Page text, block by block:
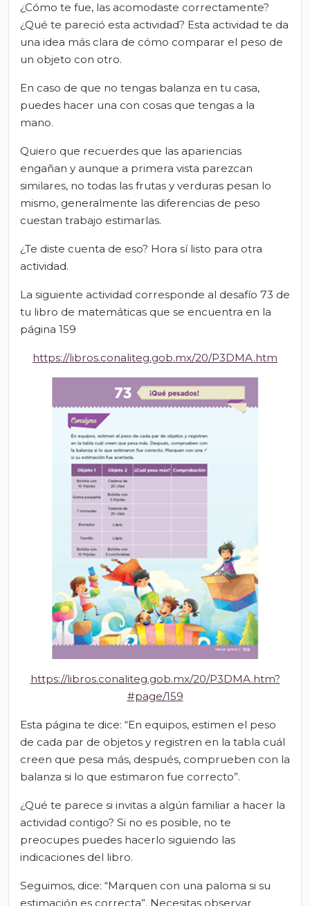
¿Cómo te fue, las acomodaste correctamente?
¿Qué te pareció esta actividad? Esta actividad te da
una idea más clara de cómo comparar el peso de
un objeto con otro.
En caso de que no tengas balanza en tu casa,
puedes hacer una con cosas que tengas a la
mano.
Quiero que recuerdes que las apariencias
engañan y aunque a primera vista parezcan
similares, no todas las frutas y verduras pesan lo
mismo, generalmente las diferencias de peso
cuestan trabajo estimarlas.
¿Te diste cuenta de eso? Hora sí listo para otra
actividad.
La siguiente actividad corresponde al desafío 73 de
tu libro de matemáticas que se encuentra en la
página 159
https://libros.conaliteg.gob.mx/20/P3DMA.htm
https://libros.conaliteg.gob.mx/20/P3DMA.htm?
#page/159
Esta página te dice: “En equipos, estimen el peso
de cada par de objetos y registren en la tabla cuál
creen que pesa más, después, comprueben con la
balanza si lo que estimaron fue correcto”.
¿Qué te parece si invitas a algún familiar a hacer la
actividad contigo? Si no es posible, no te
preocupes puedes hacerlo siguiendo las
indicaciones del libro.
Seguimos, dice: “Marquen con una paloma si su
estimación es correcta”. Necesitas observar